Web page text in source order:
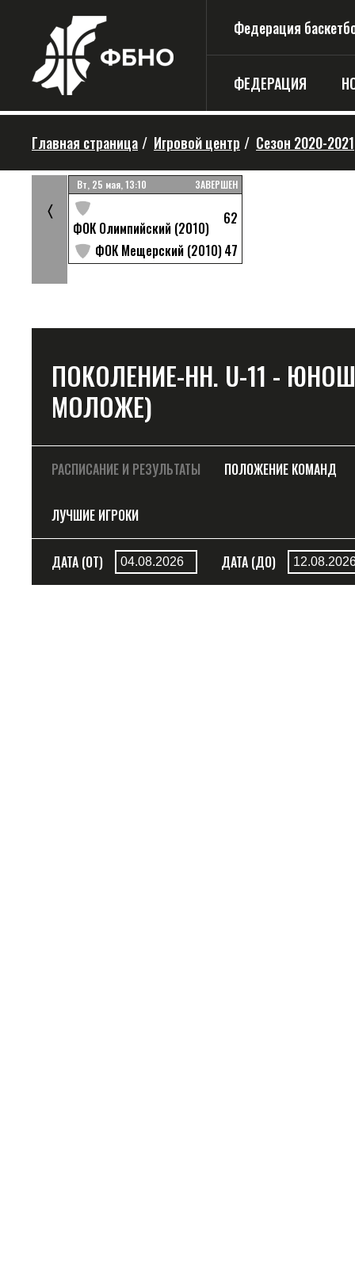
Федерация
ФЕДЕРАЦИЯ
Главная страница / Игровой центр / Сезон 2020-2021
40
Вт, 25 мая, 13:10 ЗАВЕРШЕН
ФОК Олимпийский (2010)
62
ФОК Мещерский (2010)47
〈
ПОКОЛЕНИЕ-НН. U-11 -
МОЛОЖЕ)
РАСПИСАНИЕ И РЕЗУЛЬТАТЫ ПОЛОЖЕНИЕ КОМАНД
ЛУЧШИЕ ИГРОКИ
ДАТА (ОТ) ДАТА (ДО)